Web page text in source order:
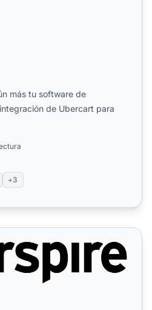
más tu software de
de Ubercart para
+3